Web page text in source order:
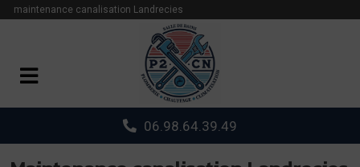
maintenance canalisation Landrecies
06.98.64.39.49
Panneau de gestion des cookies